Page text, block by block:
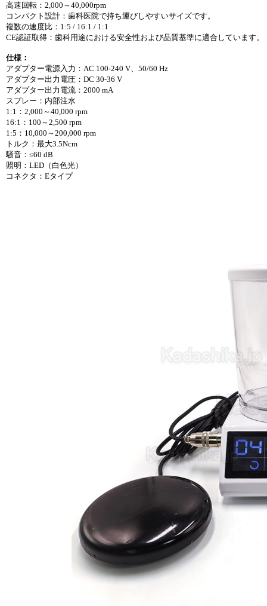
高速回転：2,000～40,000rpm
コンパクト設計：歯科医院で持ち運びしやすいサイズです。
複数の速度比：1:5 / 16:1 / 1:1
CE認証取得：歯科用途における安全性および品質基準に適合しています。
仕様：
アダプター電源入力：AC 100-240 V、50/60 Hz
アダプター出力電圧：DC 30-36 V
アダプター出力電流：2000 mA
スプレー：内部注水
1:1：2,000～40,000 rpm
16:1：100～2,500 rpm
1:5：10,000～200,000 rpm
トルク：最大3.5Ncm
騒音：≤60 dB
照明：LED（白色光）
コネクタ：Eタイプ